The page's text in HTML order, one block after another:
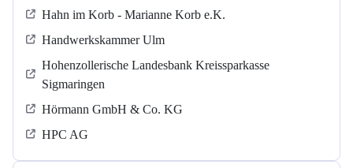
Hahn im Korb - Marianne Korb e.K.
Handwerkskammer Ulm
Hohenzollerische Landesbank Kreissparkasse
Sigmaringen
Hörmann GmbH & Co. KG
HPC AG